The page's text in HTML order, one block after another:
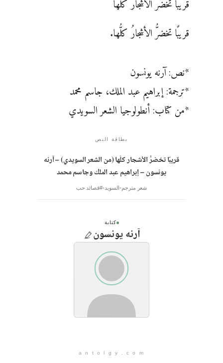
قريبًا تخضرُّ الأشجارُ كلُّها
قريبًا تخضرُّ الأشجارُ كلُّها.
*نص: آرنه يونسون
*ترجمة: إبراهيم عبد الملك، جاسم محمد
*من كتاب: أنطولوجيا الشعر السويدي
بطاقة النص
قريبًا تخضرُّ الأشجار كلّها (من الشعر السويدي) – آرنه
يونسون – إبراهيم عبد الملك وجاسم محمد
شعر مترجم السويد #قصائد حب
كتابة
آرنه يونسون
a n t o l g y . c o m